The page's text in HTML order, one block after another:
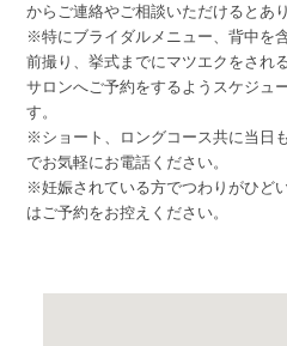
からご連絡やご相談いただけるとあ
※特にブライダルメニュー、背中を
前撮り、挙式までにマツエクをされ
サロンへご予約をするようスケジュ
す。
※ショート、ロングコース共に当日
でお気軽にお電話ください。
※妊娠されている方でつわりがひど
はご予約をお控えください。